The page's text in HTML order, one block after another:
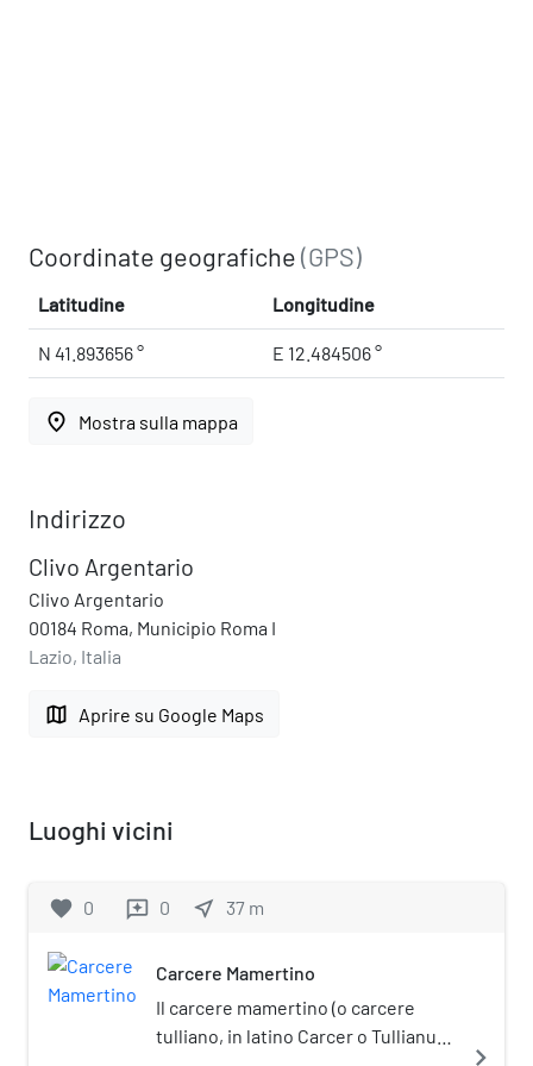
Coordinate geografiche(GPS)
Latitudine Longitudine
N 41.893656 ° E 12.484506 °
place Mostra sulla mappa
Indirizzo
Clivo Argentario
Clivo Argentario
00184 Roma, Municipio Roma I
Lazio, Italia
map Aprire su Google Maps
Luoghi vicini
favorite 0 reviews 0 near_me 37 m
Carcere Mamertino
Il carcere mamertino (o carcere
tulliano, in latino Carcer o Tullianum)
navigate_next